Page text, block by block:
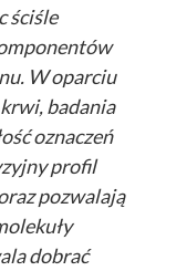
ściśle
W oparciu
badania
oznaczeń
profil
pozwalają
dobrać